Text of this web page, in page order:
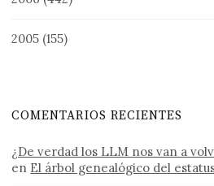
2005 (155)
COMENTARIOS RECIENTES
¿De verdad los LLM nos van a
en El árbol genealógico del